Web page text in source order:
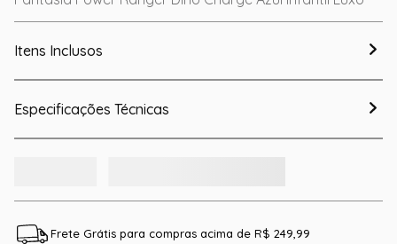
Itens Inclusos
Especificações Técnicas
Frete Grátis para compras acima de R$ 249,99